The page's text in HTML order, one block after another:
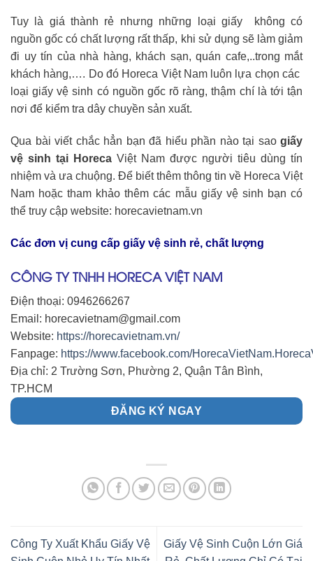
Tuy là giá thành rẻ nhưng những loại giấy không có
nguồn gốc có chất lượng rất thấp, khi sử dụng sẽ làm giảm
đi uy tín của nhà hàng, khách sạn, quán cafe,..trong mắt
khách hàng,…. Do đó Horeca Việt Nam luôn lựa chọn các
loại giấy vệ sinh có nguồn gốc rõ ràng, thậm chí là tới tận
nơi để kiểm tra dây chuyền sản xuất.
Qua bài viết chắc hẳn bạn đã hiểu phần nào tại sao giấy
vệ sinh tại Horeca Việt Nam được người tiêu dùng tín
nhiệm và ưa chuộng. Để biết thêm thông tin về Horeca Việt
Nam hoặc tham khảo thêm các mẫu giấy vệ sinh bạn có
thể truy cập website: horecavietnam.vn
Các đơn vị cung cấp giấy vệ sinh rẻ, chất lượng
CÔNG TY TNHH HORECA VIỆT NAM
Điện thoại: 0946266267
Email: horecavietnam@gmail.com
Website: https://horecavietnam.vn/
Fanpage: https://www.facebook.com/
Địa chỉ: 2 Trường Sơn, Phường 2, Quận Tân Bình,
TP.HCM
ĐĂNG KÝ NGAY
Công Ty Xuất Khẩu Giấy Vệ
Giấy Vệ Sinh Cuộn Lớn Giá